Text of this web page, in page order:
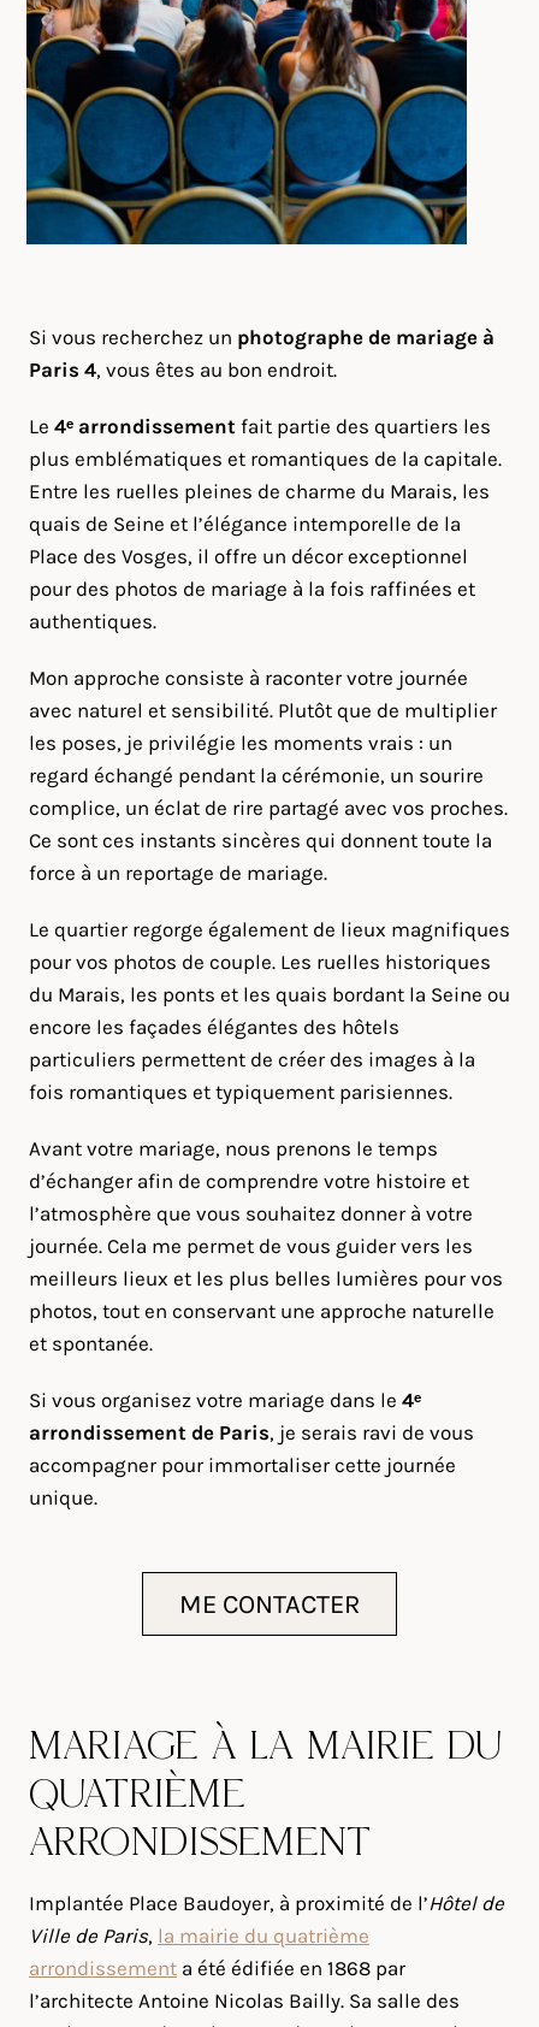
Si vous recherchez un photographe de mariage à
Paris 4, vous êtes au bon endroit.
Le 4ᵉ arrondissement fait partie des quartiers les
plus emblématiques et romantiques de la capitale.
Entre les ruelles pleines de charme du Marais, les
quais de Seine et l’élégance intemporelle de la
Place des Vosges, il offre un décor exceptionnel
pour des photos de mariage à la fois raffinées et
authentiques.
Mon approche consiste à raconter votre journée
avec naturel et sensibilité. Plutôt que de multiplier
les poses, je privilégie les moments vrais : un
regard échangé pendant la cérémonie, un sourire
complice, un éclat de rire partagé avec vos proches.
Ce sont ces instants sincères qui donnent toute la
force à un reportage de mariage.
Le quartier regorge également de lieux magnifiques
pour vos photos de couple. Les ruelles historiques
du Marais, les ponts et les quais bordant la Seine ou
encore les façades élégantes des hôtels
particuliers permettent de créer des images à la
fois romantiques et typiquement parisiennes.
Avant votre mariage, nous prenons le temps
d’échanger afin de comprendre votre histoire et
l’atmosphère que vous souhaitez donner à votre
journée. Cela me permet de vous guider vers les
meilleurs lieux et les plus belles lumières pour vos
photos, tout en conservant une approche naturelle
et spontanée.
Si vous organisez votre mariage dans le 4ᵉ
arrondissement de Paris, je serais ravi de vous
accompagner pour immortaliser cette journée
unique.
ME CONTACTER
MARIAGE À LA MAIRIE DU
QUATRIÈME
ARRONDISSEMENT
Implantée Place Baudoyer, à proximité de l’Hôtel de
Ville de Paris, la mairie du quatrième
arrondissement a été édifiée en 1868 par
l’architecte Antoine Nicolas Bailly. Sa salle des